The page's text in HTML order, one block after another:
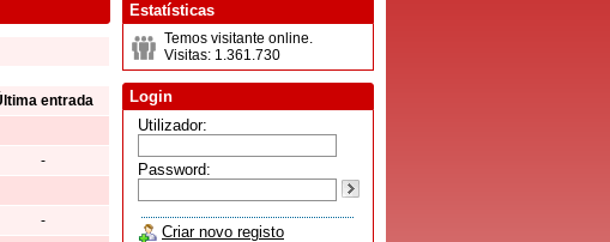
entrada
-
-
Estatísticas
Temos visitante online.
Visitas: 1.361.730
Login
Utilizador:
Password:
Criar novo registo